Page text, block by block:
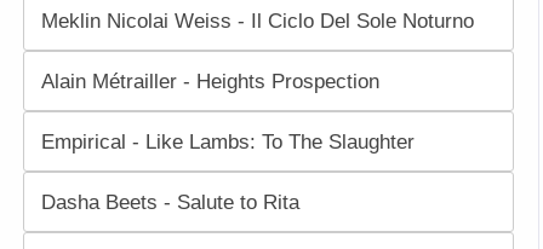
Meklin Nicolai Weiss - Il Ciclo Del Sole Noturno
Alain Métrailler - Heights Prospection
Empirical - Like Lambs: To The Slaughter
Dasha Beets - Salute to Rita